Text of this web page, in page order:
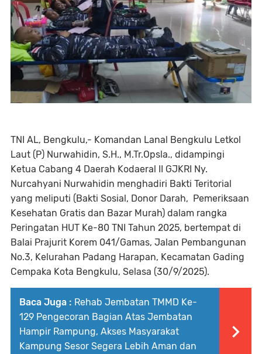
TNI AL, Bengkulu,- Komandan Lanal Bengkulu Letkol
Laut (P) Nurwahidin, S.H., M.Tr.Opsla., didampingi
Ketua Cabang 4 Daerah Kodaeral II GJKRI Ny.
Nurcahyani Nurwahidin menghadiri Bakti Teritorial
yang meliputi (Bakti Sosial, Donor Darah, Pemeriksaan
Kesehatan Gratis dan Bazar Murah) dalam rangka
Peringatan HUT Ke-80 TNI Tahun 2025, bertempat di
Balai Prajurit Korem 041/Gamas, Jalan Pembangunan
No.3, Kelurahan Padang Harapan, Kecamatan Gading
Cempaka Kota Bengkulu, Selasa (30/9/2025).
Baca Juga : Rehab Jembatan TMMD Ke-
129 Pengecoran Bagian Atas Jembatan
Hampir Rampung, Akses Masyarakat
Kampung Sesor Segera Lebih Aman dan